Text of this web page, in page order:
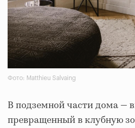
Фото: Matthieu Salvaing
В подземной части дома —
превращенный в клубную